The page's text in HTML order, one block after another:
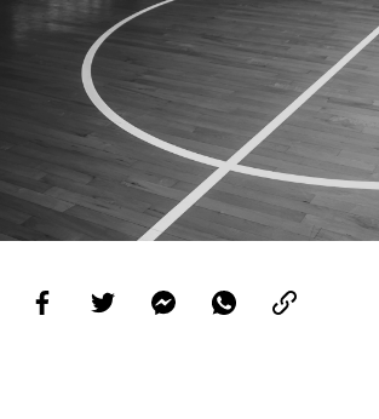
PROJETOS
LIGA BETCLIC MASCULINA
LIGA BETCLIC FEMININA